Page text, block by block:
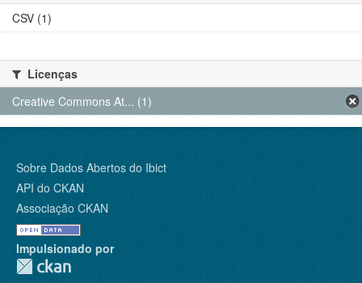
CSV (1)
Licenças
Creative Commons At... (1)
Sobre Dados Abertos do Ibict
API do CKAN
Associação CKAN
Impulsionado por